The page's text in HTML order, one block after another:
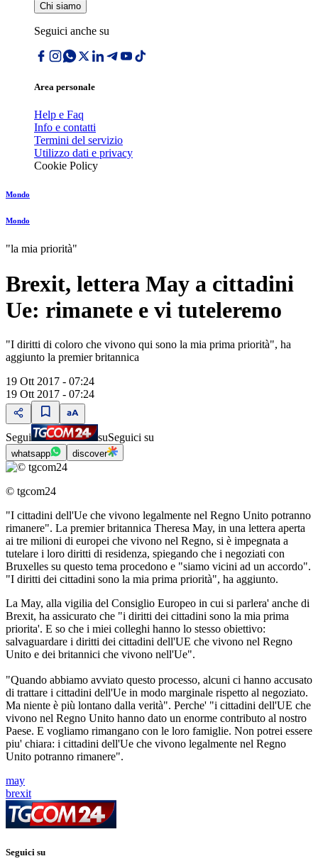
Chi siamo
Seguici anche su
Area personale
Help e Faq
Info e contatti
Termini del servizio
Utilizzo dati e privacy
Cookie Policy
Mondo
Mondo
"la mia priorità"
Brexit, lettera May a cittadini
Ue: rimanete e vi tuteleremo
"I diritti di coloro che vivono qui sono la mia prima priorità", ha
aggiunto la premier britannica
19 Ott 2017 - 07:24
19 Ott 2017 - 07:24
Segui suSeguici su
whatsapp discover
© tgcom24
"I cittadini dell'Ue che vivono legalmente nel Regno Unito potranno
rimanere". La premier britannica Theresa May, in una lettera aperta
ai tre milioni di europei che vivono nel Regno, si è impegnata a
tutelare i loro diritti di residenza, spiegando che i negoziati con
Bruxelles su questo tema procedono e "siamo vicini ad un accordo".
"I diritti dei cittadini sono la mia prima priorità", ha aggiunto.
La May, alla vigilia del Consiglio Europeo in cui si parlera' anche di
Brexit, ha assicurato che "i diritti dei cittadini sono la mia prima
priorita'. E so che i miei colleghi hanno lo stesso obiettivo:
salvaguardare i diritti dei cittadini dell'UE che vivono nel Regno
Unito e dei britannici che vivono nell'Ue".
"Quando abbiamo avviato questo processo, alcuni ci hanno accusato
di trattare i cittadini dell'Ue in modo marginale rispetto al negoziato.
Ma niente è più lontano dalla verità". Perche' "i cittadini dell'UE che
vivono nel Regno Unito hanno dato un enorme contributo al nostro
Paese. E vogliamo rimangano con le loro famiglie. Non potrei essere
piu' chiara: i cittadini dell'Ue che vivono legalmente nel Regno
Unito potranno rimanere".
may
brexit
Seguici su